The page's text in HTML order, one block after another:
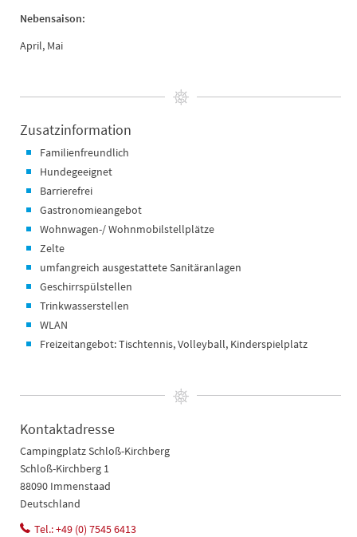
Nebensaison:
April, Mai
Zusatzinformation
Familienfreundlich
Hundegeeignet
Barrierefrei
Gastronomieangebot
Wohnwagen-/ Wohnmobilstellplätze
Zelte
umfangreich ausgestattete Sanitäranlagen
Geschirrspülstellen
Trinkwasserstellen
WLAN
Freizeitangebot: Tischtennis, Volleyball, Kinderspielplatz
Kontaktadresse
Campingplatz Schloß-Kirchberg
Schloß-Kirchberg 1
88090 Immenstaad
Deutschland
Tel.: +49 (0) 7545 6413